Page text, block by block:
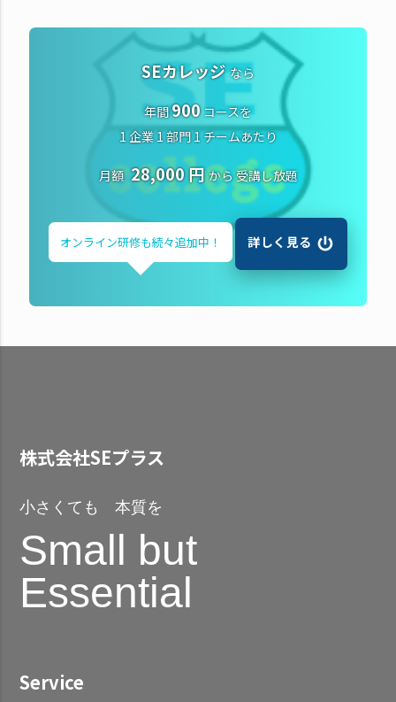
SEカレッジ なら
年間900コースを
1 企業 1 部門 1 チームあたり
月額 28,000 円 から受講し放題
オンライン研修も続々追加中！ 詳しく見る
株式会社SEプラス
小さくても 本質を
Small but
Essential
Service